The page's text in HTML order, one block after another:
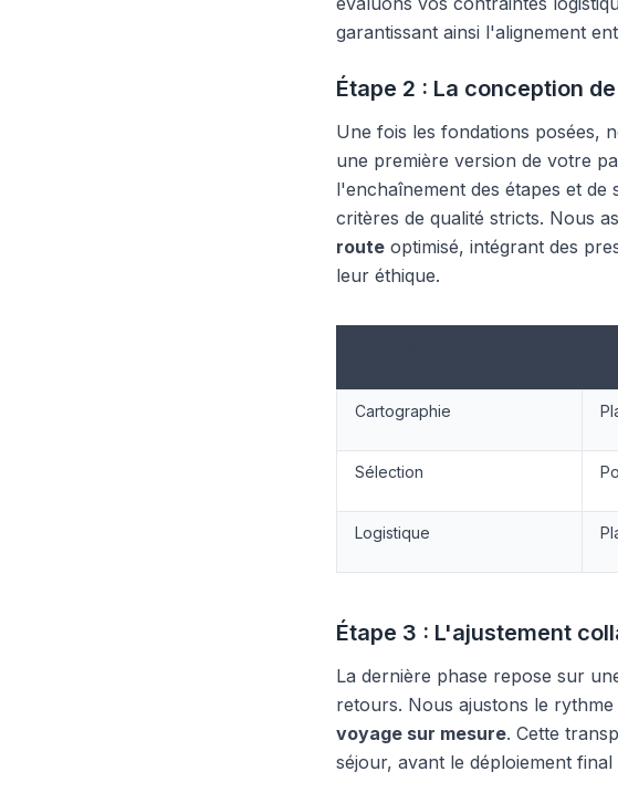
garantissant ainsi l'alignement
Étape 2 : La conception
Une fois les fondations posées,
une première version de votre
l'enchaînement des étapes et de
critères de qualité stricts. Nous
route optimisé, intégrant des
leur éthique.
Cartographie
Sélection
Logistique
Étape 3 : L'ajustement
La dernière phase repose sur
retours. Nous ajustons le
voyage sur mesure. Cette
séjour, avant le déploiement